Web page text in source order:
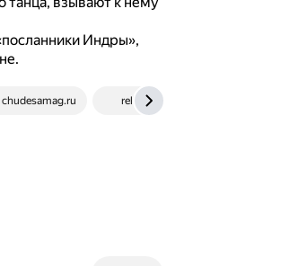
Индры»,
chudesamag.ru religion.fandom.com